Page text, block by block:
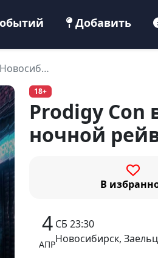
Добавить
18+
Prodigy Con
ночной
В
4
АПР
СБ 23:30
Новосибирск,